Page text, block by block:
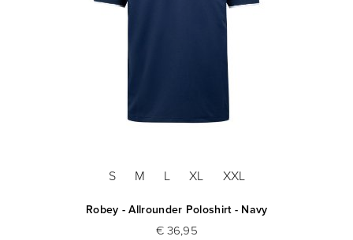
S M L XL XXL
Robey - Allrounder Poloshirt - Navy
€ 36,95